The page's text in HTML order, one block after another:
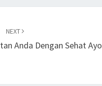
NEXT
Anda Dengan Sehat Ayo